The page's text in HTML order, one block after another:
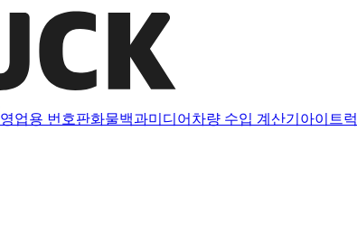
영업용 번호판화물백과미디어 차량 수입 계산기 아이트럭